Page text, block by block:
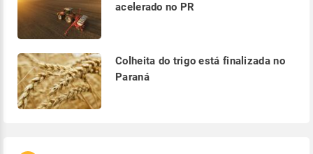
acelerado no PR
Colheita do trigo está finalizada no
Paraná